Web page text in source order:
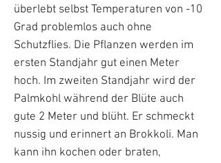
überlebt selbst Temperaturen von -10
Grad problemlos auch ohne
Schutzflies. Die Pflanzen werden im
ersten Standjahr gut einen Meter
hoch. Im zweiten Standjahr wird der
Palmkohl während der Blüte auch
gute 2 Meter und blüht. Er schmeckt
nussig und erinnert an Brokkoli. Man
kann ihn kochen oder braten,